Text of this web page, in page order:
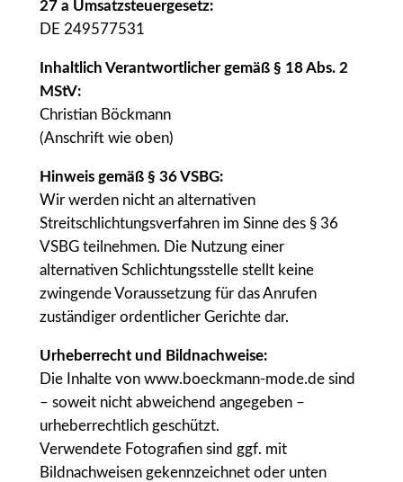
27 a Umsatzsteuergesetz:
DE 249577531
Inhaltlich Verantwortlicher gemäß § 18 Abs. 2
MStV:
Christian Böckmann
(Anschrift wie oben)
Hinweis gemäß § 36 VSBG:
Wir werden nicht an alternativen
Streitschlichtungsverfahren im Sinne des § 36
VSBG teilnehmen. Die Nutzung einer
alternativen Schlichtungsstelle stellt keine
zwingende Voraussetzung für das Anrufen
zuständiger ordentlicher Gerichte dar.
Urheberrecht und Bildnachweise:
Die Inhalte von www.boeckmann-mode.de sind
– soweit nicht abweichend angegeben –
urheberrechtlich geschützt.
Verwendete Fotografien sind ggf. mit
Bildnachweisen gekennzeichnet oder unten